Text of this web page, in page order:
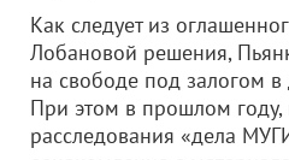
Как следует из
Лобановой решения,
на свободе под залогом
При этом в прошлом
расследования «дела